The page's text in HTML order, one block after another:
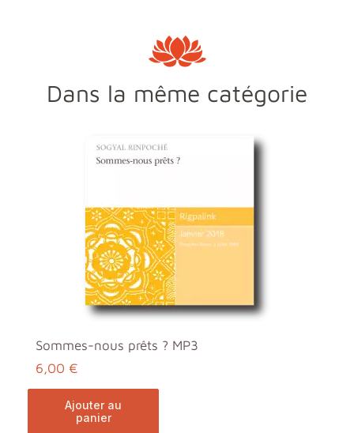
Dans la même catégorie
Sommes-nous prêts ? MP3
6,00 €
ajouter au
panier